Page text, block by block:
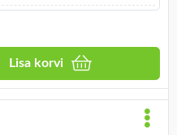
Lisa korvi